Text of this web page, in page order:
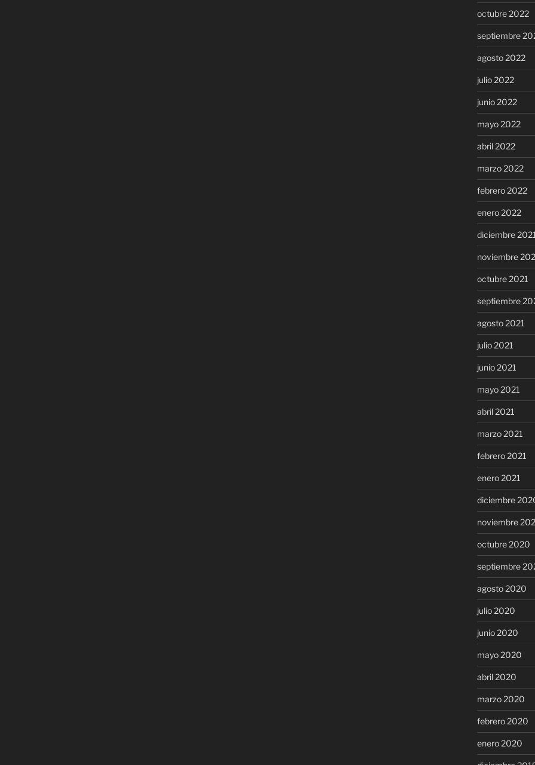
octubre 2022
septiembre
agosto 2022
julio 2022
junio 2022
mayo 2022
abril 2022
marzo 2022
febrero 2022
enero 2022
diciembre
noviembre
octubre 2021
septiembre
agosto 2021
julio 2021
junio 2021
mayo 2021
abril 2021
marzo 2021
febrero 2021
enero 2021
diciembre
noviembre
octubre 2020
septiembre
agosto 2020
julio 2020
junio 2020
mayo 2020
abril 2020
marzo 2020
febrero 2020
enero 2020